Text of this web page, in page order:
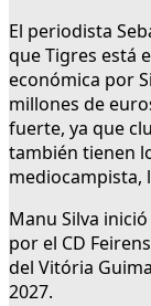
El periodista
que Tigres está
económica por
millones de
fuerte, ya que
también tienen
mediocampista,
Manu Silva
por el CD
del Vitória
2027.